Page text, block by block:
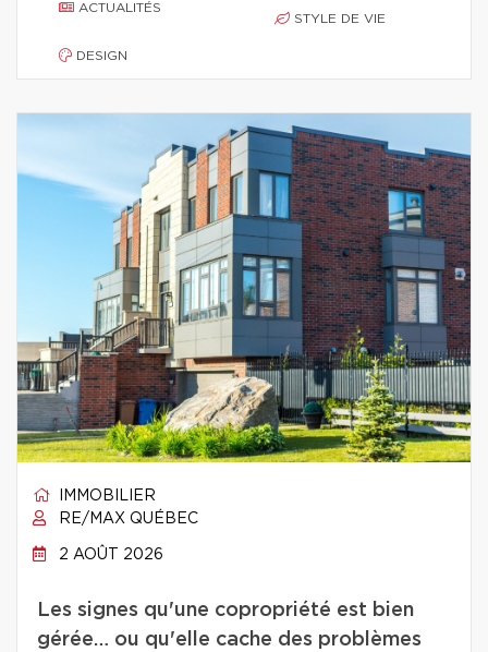
ACTUALITÉS
DESIGN
STYLE DE VIE
IMMOBILIER
RE/MAX QUÉBEC
2 AOÛT 2026
Les signes qu'une copropriété est bien
gérée… ou qu'elle cache des problèmes